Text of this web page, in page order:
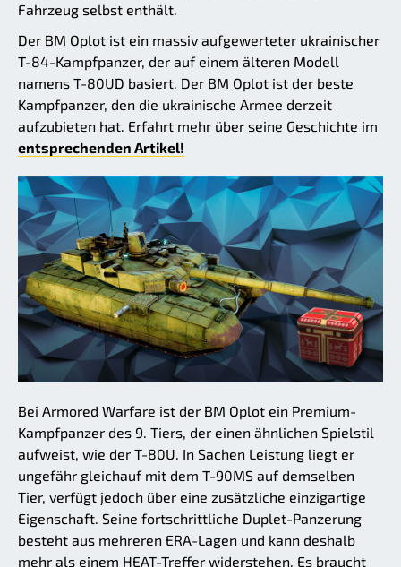
Fahrzeug selbst enthält.
Der BM Oplot ist ein massiv aufgewerteter ukrainischer
T-84-Kampfpanzer, der auf einem älteren Modell
namens T-80UD basiert. Der BM Oplot ist der beste
Kampfpanzer, den die ukrainische Armee derzeit
aufzubieten hat. Erfahrt mehr über seine Geschichte im
entsprechenden Artikel!
Bei Armored Warfare ist der BM Oplot ein Premium-
Kampfpanzer des 9. Tiers, der einen ähnlichen Spielstil
aufweist, wie der T-80U. In Sachen Leistung liegt er
ungefähr gleichauf mit dem T-90MS auf demselben
Tier, verfügt jedoch über eine zusätzliche einzigartige
Eigenschaft. Seine fortschrittliche Duplet-Panzerung
besteht aus mehreren ERA-Lagen und kann deshalb
mehr als einem HEAT-Treffer widerstehen. Es braucht